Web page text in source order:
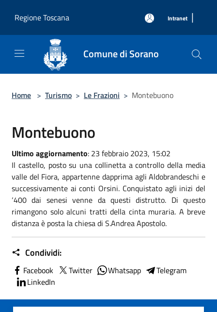
Regione Toscana
Intranet |
Comune di Sorano
Home > Turismo > Le Frazioni > Montebuono
Montebuono
Ultimo aggiornamento: 23 febbraio 2023, 15:02
Il castello, posto su una collinetta a controllo della media
valle del Fiora, appartenne dapprima agli Aldobrandeschi e
successivamente ai conti Orsini. Conquistato agli inizi del
‘400 dai senesi venne da questi distrutto. Di questo
rimangono solo alcuni tratti della cinta muraria. A breve
distanza è posta la chiesa di S.Andrea Apostolo.
Condividi:
Facebook Twitter Whatsapp
Telegram
LinkedIn